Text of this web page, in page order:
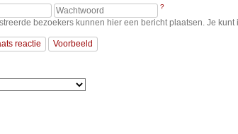
?
bezoekers kunnen hier een bericht plaatsen. Je kunt